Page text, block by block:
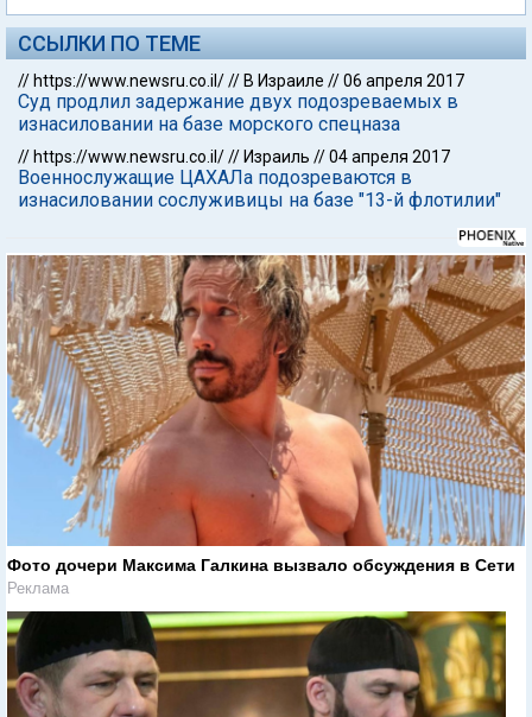
ССЫЛКИ ПО ТЕМЕ
// https://www.newsru.co.il/// В Израиле //06 апреля 2017
Суд продлил задержание двух подозреваемых в
изнасиловании на базе морского спецназа
// https://www.newsru.co.il/// Израиль //04 апреля 2017
Военнослужащие ЦАХАЛа подозреваются в
изнасиловании сослуживицы на базе "13-й флотилии"
Фото дочери Максима Галкина вызвало обсуждения в Сети
Реклама